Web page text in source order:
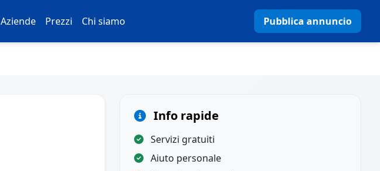
Aziende Prezzi Chi siamo Pubblica annuncio
Info rapide
Servizi gratuiti
Aiuto personale